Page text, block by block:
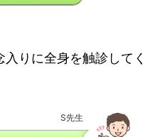
りに全身を触診してく
S先生